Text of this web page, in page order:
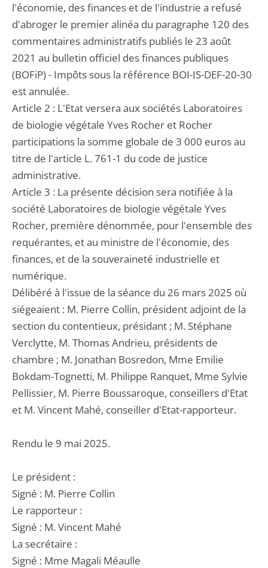
l'économie, des finances et de l'industrie a refusé
d'abroger le premier alinéa du paragraphe 120 des
commentaires administratifs publiés le 23 août
2021 au bulletin officiel des finances publiques
(BOFiP) - Impôts sous la référence BOI-IS-DEF-20-30
est annulée.
Article 2 : L'Etat versera aux sociétés Laboratoires
de biologie végétale Yves Rocher et Rocher
participations la somme globale de 3 000 euros au
titre de l'article L. 761-1 du code de justice
administrative.
Article 3 : La présente décision sera notifiée à la
société Laboratoires de biologie végétale Yves
Rocher, première dénommée, pour l'ensemble des
requérantes, et au ministre de l'économie, des
finances, et de la souveraineté industrielle et
numérique.
Délibéré à l'issue de la séance du 26 mars 2025 où
siégeaient : M. Pierre Collin, président adjoint de la
section du contentieux, présidant ; M. Stéphane
Verclytte, M. Thomas Andrieu, présidents de
chambre ; M. Jonathan Bosredon, Mme Emilie
Bokdam-Tognetti, M. Philippe Ranquet, Mme Sylvie
Pellissier, M. Pierre Boussaroque, conseillers d'Etat
et M. Vincent Mahé, conseiller d'Etat-rapporteur.
Rendu le 9 mai 2025.
Le président :
Signé : M. Pierre Collin
Le rapporteur :
Signé : M. Vincent Mahé
La secrétaire :
Signé : Mme Magali Méaulle